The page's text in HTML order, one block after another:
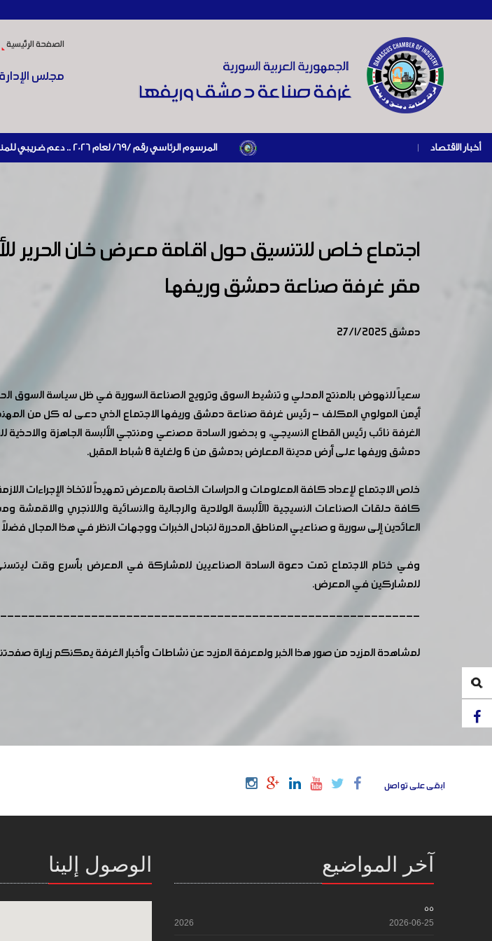
الصفحة الرئيسية
مجلس الإدارة
أخبار الاقتصاد | المرسوم الرئاسي رقم /69/ لعام 2026 .. دعم ضريبي للمنشآت المتضررة في إطار مسار التعافي الاقتصادي وإعادة تنشيط الإنتاج
اجتماع خاص للتنسيق حول اقامة معرض خان الحرير
مقر غرفة صناعة دمشق وريفها
دمشق 27/1/2025
سعياً للنهوض بالمنتج المحلي و تنشيط السوق وترويج الصناعة السورية في ظل سياسة السوق
أيمن المولوي المكلف - رئيس غرفة صناعة دمشق وريفها الاجتماع الذي دعى له كل من
الغرفة نائب رئيس القطاع النسيجي، و بحضور السادة مصنعي ومنتجي الألبسة الجاهزة
دمشق وريفها على أرض مدينة المعارض بدمشق من 6 ولغاية 8 شباط المقبل.
خلص الاجتماع لإعداد كافة المعلومات و الدراسات الخاصة بالمعرض تمهيداً لاتخاذ الإجراءات
كافة حلقات الصناعات النسيجية (الألبسة الولادية والرجالية والنسائية واللانجري
العائدين إلى سورية و صناعيي المناطق المحررة لتبادل الخبرات ووجهات النظر في هذا
وفي ختام الاجتماع تمت دعوة السادة الصناعيين للمشاركة في المعرض بأسرع وقت
للمشاركين في المعرض.
لمشاهدة المزيد من صور هذا الخبر ولمعرفة المزيد عن نشاطات وأخبار الغرفة يمكنكم زيارة
ابقى على تواصل
آخر المواضيع
55
2026-06-25
2026
الوصول إلينا